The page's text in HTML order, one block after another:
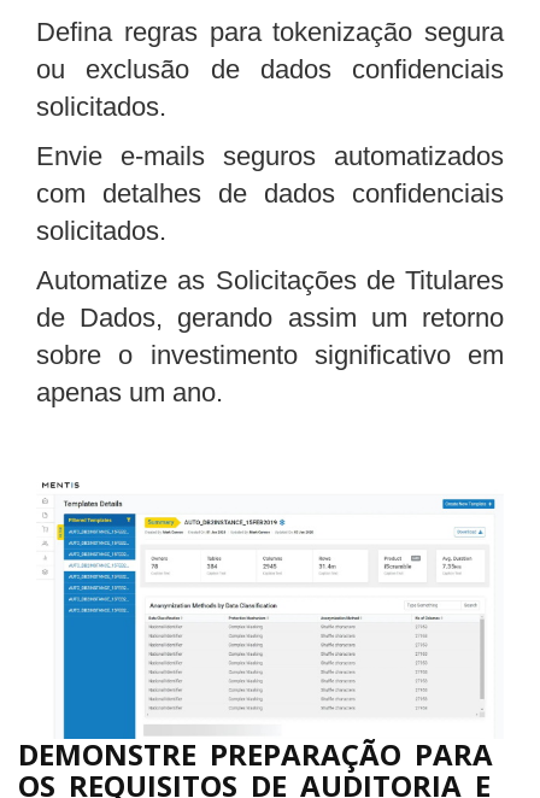
Defina regras para tokenização segura
ou exclusão de dados confidenciais
solicitados.
Envie e-mails seguros automatizados
com detalhes de dados confidenciais
solicitados.
Automatize as Solicitações de Titulares
de Dados, gerando assim um retorno
sobre o investimento significativo em
apenas um ano.
DEMONSTRE PREPARAÇÃO PARA
OS REQUISITOS DE AUDITORIA E